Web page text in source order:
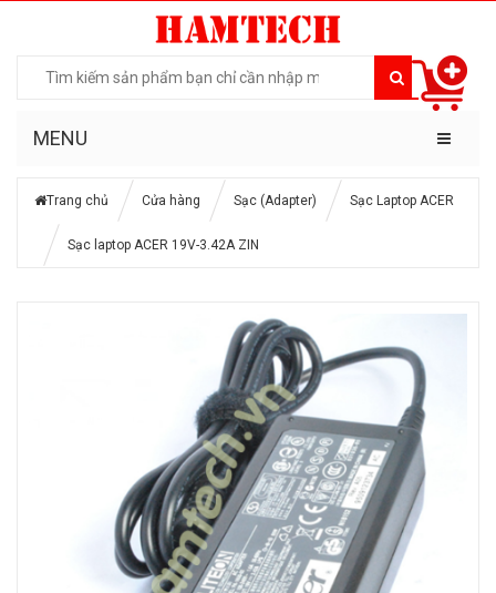
MENU
Trang chủ Cửa hàng Sạc (Adapter) Sạc Laptop ACER
Sạc laptop ACER 19V-3.42A ZIN